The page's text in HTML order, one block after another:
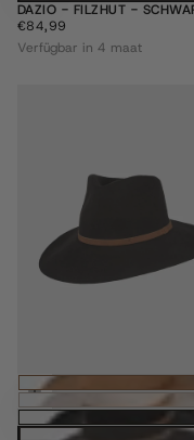
DAZIO - FILZHUT -
€84,99
REGULÄRER
PREIS
€84,99
Verfügbar in 4 maat